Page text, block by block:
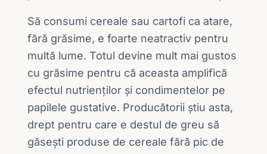
Să consumi cereale sau cartofi ca atare,
fără grăsime, e foarte neatractiv pentru
multă lume. Totul devine mult mai gustos
cu grăsime pentru că aceasta amplifică
efectul nutrienților și condimentelor pe
papilele gustative. Producătorii știu asta,
drept pentru care e destul de greu să
găsești produse de cereale fără pic de